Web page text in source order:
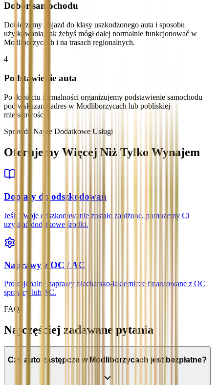
Dobór samochodu
Dobierzemy pojazd do klasy uszkodzonego auta i sposobu
użytkowania, tak żebyś mógł dalej normalnie funkcjonować w
Modliborzycach i na trasach regionalnych.
4
Podstawienie auta
Po dopięciu formalności organizujemy podstawienie samochodu
pod wskazany adres w Modliborzycach lub pobliskiej
miejscowości.
Sprawdź Nasze Dodatkowe Usługi
Oferujemy Więcej Niż Tylko Wynajem
Dopłaty do odszkodowań
Jeśli Twoje odszkodowanie zostało zaniżone, pomożemy Ci
uzyskać dodatkowe środki.
Naprawy z OC / AC
Profesjonalne naprawy blacharsko-lakiernicze finansowane z OC
sprawcy lub AC.
FAQ
Najczęściej zadawane pytania
Czy auto zastępcze w Modliborzycach jest bezpłatne?